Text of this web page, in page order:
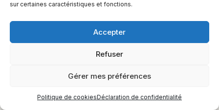
sur certaines caractéristiques et fonctions.
Accepter
Refuser
Gérer mes préférences
Politique de cookiesDéclaration de confidentialité